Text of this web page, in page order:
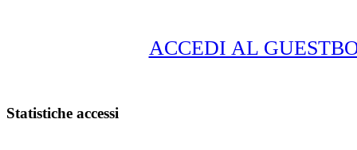
ACCEDI AL
Statistiche accessi